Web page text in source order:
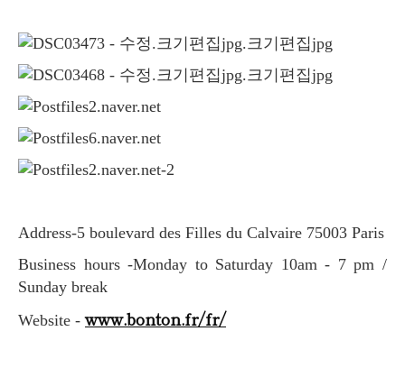
Address-5 boulevard des Filles du Calvaire 75003 Paris
Business hours -Monday to Saturday 10am - 7 pm /
Sunday break
Website -www.bonton.fr/fr/